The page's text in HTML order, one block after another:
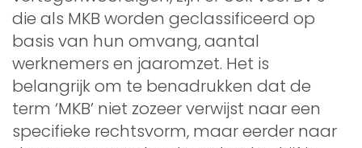
die als MKB worden geclassificeerd op
basis van hun omvang, aantal
werknemers en jaaromzet. Het is
belangrijk om te benadrukken dat de
term ‘MKB’ niet zozeer verwijst naar een
specifieke rechtsvorm, maar eerder naar